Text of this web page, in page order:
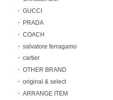
GUCCI
PRADA
COACH
salvatore ferragamo
cartier
OTHER BRAND
original & select
ARRANGE ITEM